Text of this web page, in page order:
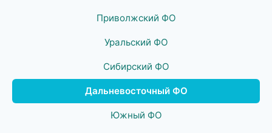
Приволжский ФО
Уральский ФО
Сибирский ФО
Дальневосточный ФО
Южный ФО